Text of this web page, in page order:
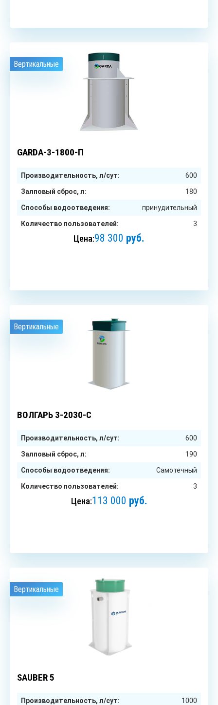
Вертикальные
GARDA-3-1800-П
Производительность, л/сут: 600
Залповый сброс, л: 180
Способы водоотведения: принудительный
Количество пользователей: 3
Цена:98 300 руб.
Вертикальные
ВОЛГАРЬ 3-2030-С
Производительность, л/сут: 600
Залповый сброс, л: 190
Способы водоотведения: Самотечный
Количество пользователей: 3
Цена:113 000 руб.
Вертикальные
SAUBER 5
Производительность, л/сут: 1000